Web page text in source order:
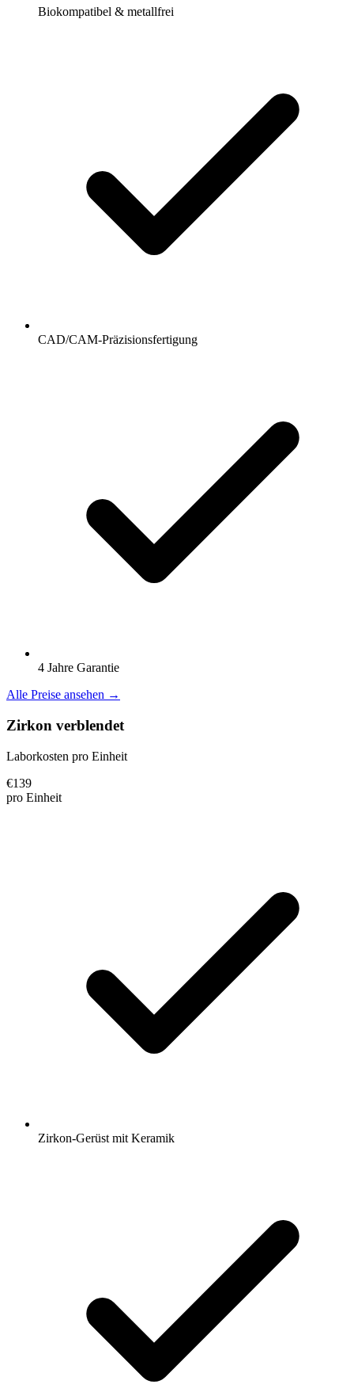
Biokompatibel & metallfrei
CAD/CAM-Präzisionsfertigung
4 Jahre Garantie
Alle Preise ansehen →
Zirkon verblendet
Laborkosten pro Einheit
€139
pro Einheit
Zirkon-Gerüst mit Keramik